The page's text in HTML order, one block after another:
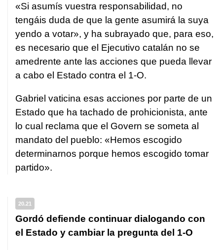
«Si asumís vuestra responsabilidad, no
tengáis duda de que la gente asumirá la suya
yendo a votar», y ha subrayado que, para eso,
es necesario que el Ejecutivo catalán no se
amedrente ante las acciones que pueda llevar
a cabo el Estado contra el 1-O.
Gabriel vaticina esas acciones por parte de un
Estado que ha tachado de prohicionista, ante
lo cual reclama que el Govern se someta al
mandato del pueblo: «Hemos escogido
determinarnos porque hemos escogido tomar
partido».
20.21
Gordó defiende continuar dialogando con
el Estado y cambiar la pregunta del 1-O